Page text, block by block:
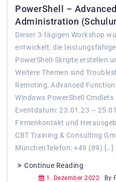
PowerShell –
Administration
Dieser 3-tägigen Workshop
entwickelt, die
PowerShell-Skripte erstellen
Weitere Themen sind
Remoting, Advanced
Windows PowerShell
Eventdatum: 23.01.23 –
Firmenkontakt und
CBT Training & Consulting
MünchenTelefon: +49 (89) […]
Continue Reading
1. Dezember 2022 By